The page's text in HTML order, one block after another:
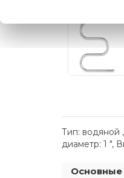
Тип: водяной
диаметр: 1 ",
Основные